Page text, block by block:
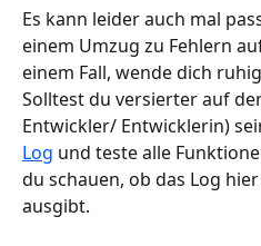
Es kann leider auch mal
einem Umzug zu Fehlern
einem Fall, wende dich
Solltest du versierter auf
Entwickler/ Entwicklerin)
Log und teste alle
du schauen, ob das Log
ausgibt.